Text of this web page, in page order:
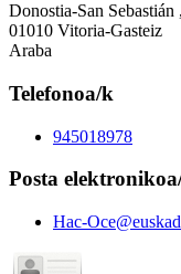
Donostia-San Sebastián
01010 Vitoria-Gasteiz
Araba
Telefonoa/k
945018978
Posta
Hac-